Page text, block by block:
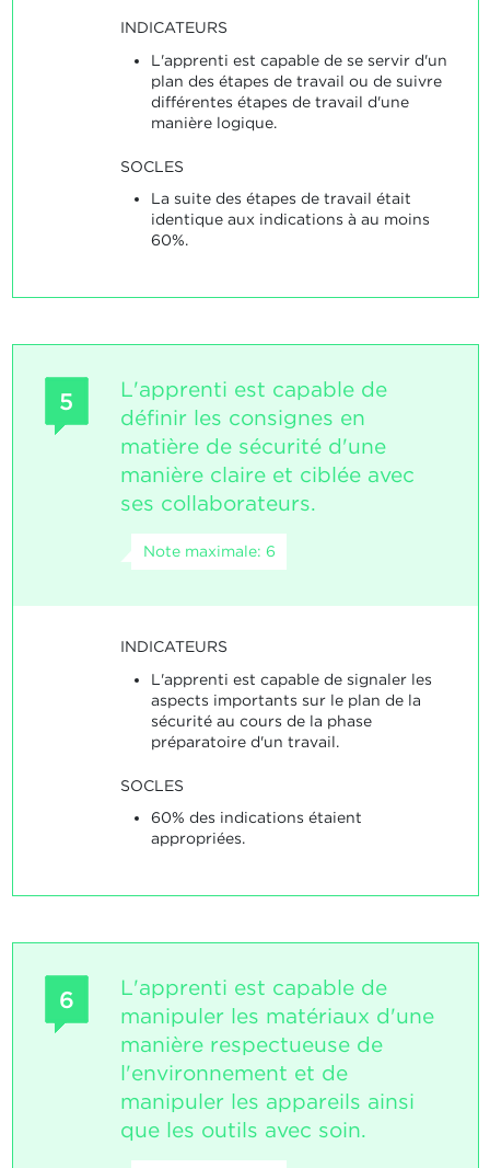
INDICATEURS
L'apprenti est capable de se servir d'un
plan des étapes de travail ou de suivre
différentes étapes de travail d'une
manière logique.
SOCLES
La suite des étapes de travail était
identique aux indications à au moins
60%.
5
L'apprenti est capable de
définir les consignes en
matière de sécurité d'une
manière claire et ciblée avec
ses collaborateurs.
Note maximale: 6
INDICATEURS
L'apprenti est capable de signaler les
aspects importants sur le plan de la
sécurité au cours de la phase
préparatoire d'un travail.
SOCLES
60% des indications étaient
appropriées.
6
L'apprenti est capable de
manipuler les matériaux d'une
manière respectueuse de
l'environnement et de
manipuler les appareils ainsi
que les outils avec soin.